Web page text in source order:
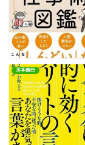
川本義巳